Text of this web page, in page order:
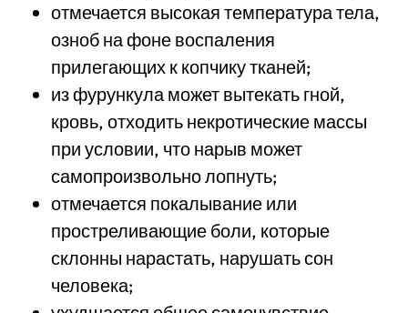
отмечается высокая температура тела,
озноб на фоне воспаления
прилегающих к копчику тканей;
из фурункула может вытекать гной,
кровь, отходить некротические массы
при условии, что нарыв может
самопроизвольно лопнуть;
отмечается покалывание или
простреливающие боли, которые
склонны нарастать, нарушать сон
человека;